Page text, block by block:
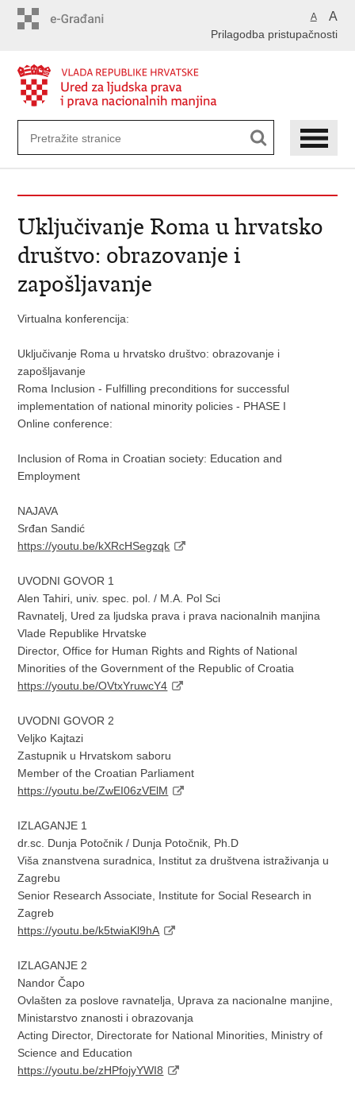
A A
Prilagodba pristupačnosti
Uključivanje Roma u hrvatsko
društvo: obrazovanje i
zapošljavanje
Virtualna konferencija:
Uključivanje Roma u hrvatsko društvo: obrazovanje i
zapošljavanje
Roma Inclusion - Fulfilling preconditions for successful
implementation of national minority policies - PHASE I
Online conference:
Inclusion of Roma in Croatian society: Education and
Employment
NAJAVA
Srđan Sandić
https://youtu.be/kXRcHSegzqk
UVODNI GOVOR 1
Alen Tahiri, univ. spec. pol. / M.A. Pol Sci
Ravnatelj, Ured za ljudska prava i prava nacionalnih manjina
Vlade Republike Hrvatske
Director, Office for Human Rights and Rights of National
Minorities of the Government of the Republic of Croatia
https://youtu.be/OVtxYruwcY4
UVODNI GOVOR 2
Veljko Kajtazi
Zastupnik u Hrvatskom saboru
Member of the Croatian Parliament
https://youtu.be/ZwEI06zVElM
IZLAGANJE 1
dr.sc. Dunja Potočnik / Dunja Potočnik, Ph.D
Viša znanstvena suradnica, Institut za društvena istraživanja u
Zagrebu
Senior Research Associate, Institute for Social Research in
Zagreb
https://youtu.be/k5twiaKl9hA
IZLAGANJE 2
Nandor Čapo
Ovlašten za poslove ravnatelja, Uprava za nacionalne manjine,
Ministarstvo znanosti i obrazovanja
Acting Director, Directorate for National Minorities, Ministry of
Science and Education
https://youtu.be/zHPfojyYWI8